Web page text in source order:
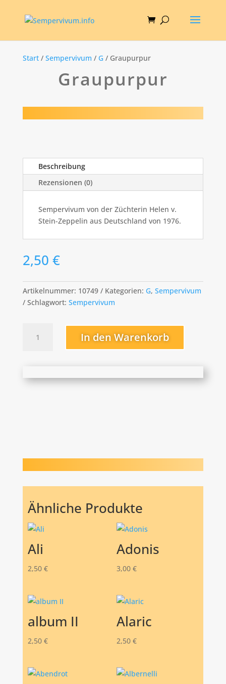
Start/ Sempervivum / G / Graupurpur
Graupurpur
Beschreibung
Rezensionen (0)
Sempervivum von der Züchterin Helen v.
Stein-Zeppelin aus Deutschland von 1976.
2,50 €
Artikelnummer: 10749 Kategorien: G, Sempervivum
Schlagwort: Sempervivum
Menge
In den Warenkorb
Ähnliche Produkte
Ali
2,50 €
Adonis
3,00 €
album II
2,50 €
Alaric
2,50 €